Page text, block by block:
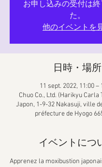
お申し込みの受付は
た。
他のイベントを
日時・場所
11 sept. 2022, 11:00 –
Chuo Co., Ltd. (Harikyu Carla
Japon, 1-9-32 Nakasuji, ville
préfecture de Hyogo
イベントにつ
Apprenez la moxibustion